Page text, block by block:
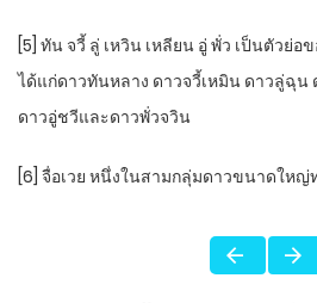
[5] ทัน จวี้ ลู่ เหวิน เหลียน อู่ พั่ว เป็นตัวย่อ
ได้แก่ดาวทันหลาง ดาวจวี้เหมิน ดาวลู่ฉุน
ดาวอู่ชวีและดาวพั่วจวิน
[6] จื่อเวย หนึ่งในสามกลุ่มดาวขนาดใหญ่